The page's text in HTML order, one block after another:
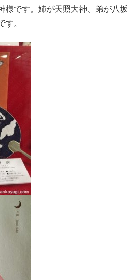
様です。姉が天照大神、弟が八坂
す。